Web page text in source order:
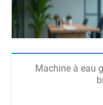
Machine à eau